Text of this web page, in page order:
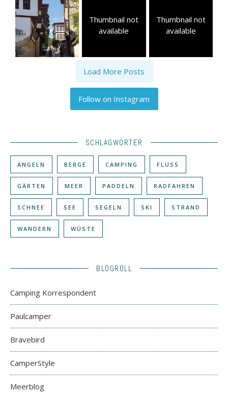
Thumbnail not
available
Thumbnail not
available
Load More Posts
Follow on Instagram
SCHLAGWÖRTER
ANGELN BERGE CAMPING FLUSS
GÄRTEN MEER PADDELN RADFAHREN
SCHNEE SEE SEGELN SKI STRAND
WANDERN WÜSTE
BLOGROLL
Camping Korrespondent
Paulcamper
Bravebird
CamperStyle
Meerblog